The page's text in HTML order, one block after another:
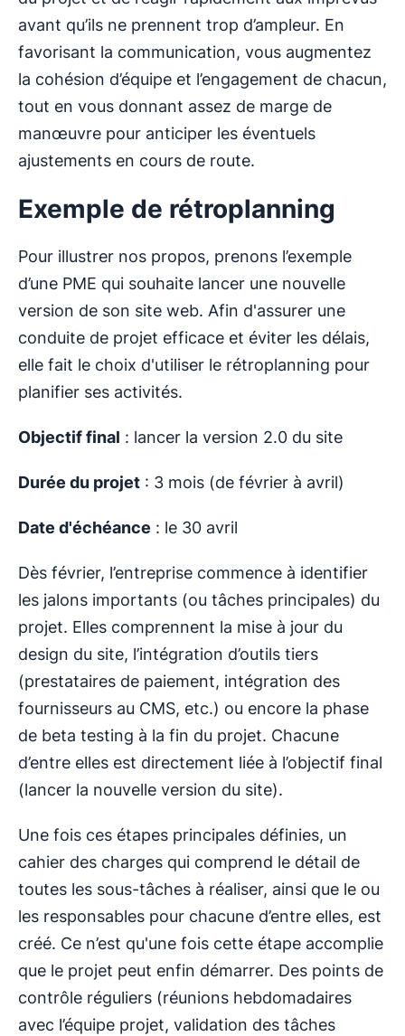
avant qu’ils ne prennent trop d’ampleur. En
favorisant la communication, vous augmentez
la cohésion d’équipe et l’engagement de chacun,
tout en vous donnant assez de marge de
manœuvre pour anticiper les éventuels
ajustements en cours de route.
Exemple de rétroplanning
Pour illustrer nos propos, prenons l’exemple
d’une PME qui souhaite lancer une nouvelle
version de son site web. Afin d'assurer une
conduite de projet efficace et éviter les délais,
elle fait le choix d'utiliser le rétroplanning pour
planifier ses activités.
Objectif final : lancer la version 2.0 du site
Durée du projet : 3 mois (de février à avril)
Date d'échéance : le 30 avril
Dès février, l’entreprise commence à identifier
les jalons importants (ou tâches principales) du
projet. Elles comprennent la mise à jour du
design du site, l’intégration d’outils tiers
(prestataires de paiement, intégration des
fournisseurs au CMS, etc.) ou encore la phase
de beta testing à la fin du projet. Chacune
d’entre elles est directement liée à l’objectif final
(lancer la nouvelle version du site).
Une fois ces étapes principales définies, un
cahier des charges qui comprend le détail de
toutes les sous-tâches à réaliser, ainsi que le ou
les responsables pour chacune d’entre elles, est
créé. Ce n’est qu'une fois cette étape accomplie
que le projet peut enfin démarrer. Des points de
contrôle réguliers (réunions hebdomadaires
avec l’équipe projet, validation des tâches